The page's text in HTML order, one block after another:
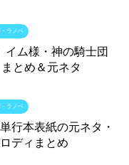
イム様・神の騎士団
まとめ＆元ネタ
ラノベ
行本表紙の元ネタ・
ディまとめ
ラノベ